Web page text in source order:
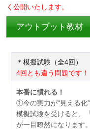
く公開いたします。
アウトプット教材
＊模擬試験（全4回）
4回とも違う問題です！
本番に慣れる！
①今の実力が“見える化
模擬試験を受けると、
が一目瞭然になります